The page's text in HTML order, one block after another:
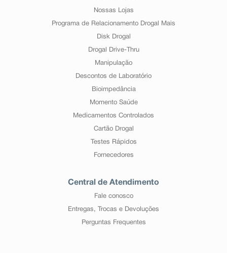
Nossas Lojas
Programa de Relacionamento Drogal Mais
Disk Drogal
Drogal Drive-Thru
Manipulação
Descontos de Laboratório
Bioimpedância
Momento Saúde
Medicamentos Controlados
Cartão Drogal
Testes Rápidos
Fornecedores
Central de Atendimento
Fale conosco
Entregas, Trocas e Devoluções
Perguntas Frequentes